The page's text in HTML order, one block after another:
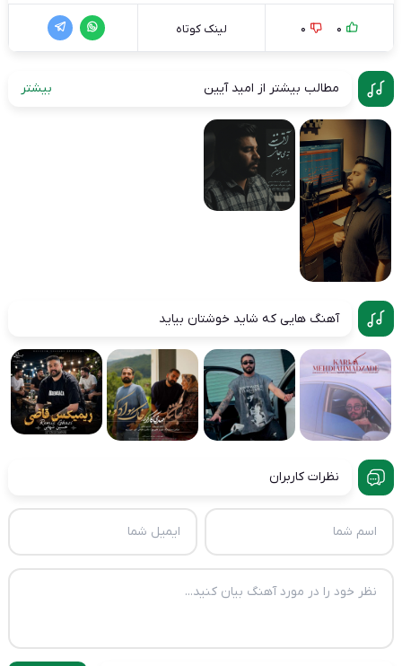
0
0 لینک کوتاه
مطالب بیشتر از امید آیین بیشتر
آهنگ هایی که شاید خوشتان بیاید
نظرات کاربران